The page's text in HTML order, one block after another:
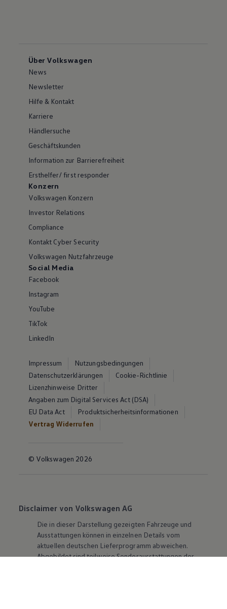
Über Volkswagen
News
Newsletter
Hilfe & Kontakt
Karriere
Händlersuche
Geschäftskunden
Information zur Barrierefreiheit
Ersthelfer/ first responder
Konzern
Volkswagen Konzern
Investor Relations
Compliance
Kontakt Cyber Security
Volkswagen Nutzfahrzeuge
Social Media
Facebook
Instagram
YouTube
TikTok
LinkedIn
Impressum
Nutzungsbedingungen
Datenschutzerklärungen
Cookie-Richtlinie
Lizenzhinweise Dritter
Angaben zum Digital Services Act (DSA)
EU Data Act
Produktsicherheitsinformationen
Vertrag Widerrufen
© Volkswagen 2026
Disclaimer von Volkswagen AG
Die in dieser Darstellung gezeigten Fahrzeuge und
Ausstattungen können in einzelnen Details vom
aktuellen deutschen Lieferprogramm abweichen.
Abgebildet sind teilweise Sonderausstattungen der